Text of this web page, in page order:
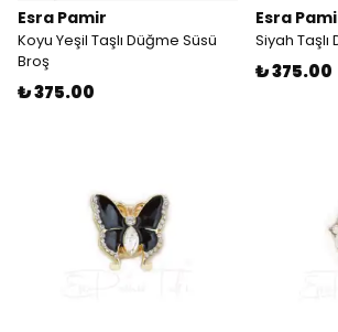
Esra Pamir
Koyu Yeşil Taşlı Düğme Süsü
Broş
₺ 375.00
Esra
Siyah Taşlı
₺ 375.00